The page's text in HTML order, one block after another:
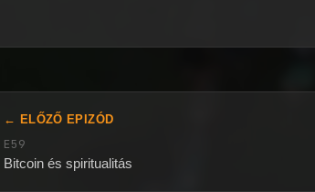
← ELŐZŐ EPIZÓD
E59
Bitcoin és spiritualitás